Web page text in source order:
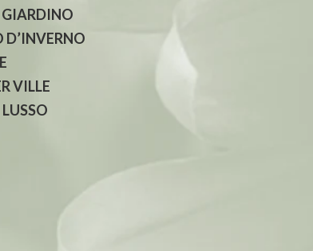
D’INVERNO
VILLE